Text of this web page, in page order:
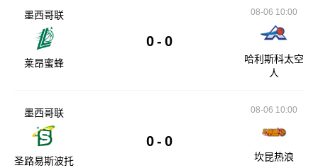
墨西哥联
莱昂蜜蜂
0 - 0
08-06 10:00
哈利斯科太空
人
墨西哥联
圣路易斯波托
0 - 0
08-06 10:00
坎昆热浪